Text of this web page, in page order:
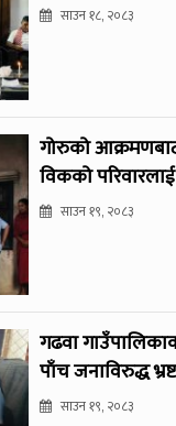
साउन १८, २०८३
गोरुको
विकको
साउन १९, २०८३
गढवा
पाँच जनाविरुद्ध
साउन १९, २०८३